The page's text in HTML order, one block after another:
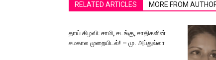
RELATED ARTICLES MORE FROM
தாய் கிழவி: சாமி, சடங்கு, சாதிகளின்
சமகால முறையிடல்! – மு. அப்துல்லா